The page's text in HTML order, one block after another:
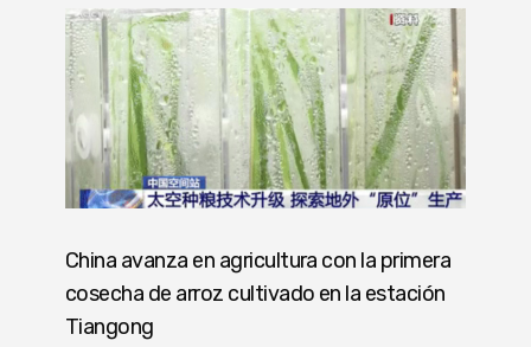
China avanza en agricultura con la primera
cosecha de arroz cultivado en la estación
Tiangong